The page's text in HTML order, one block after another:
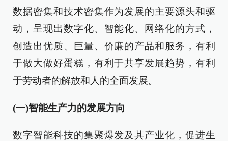
数据密集和技术密集作为发展的主要源头和驱
动，呈现出数字化、智能化、网络化的方式，
创造出优质、巨量、价廉的产品和服务，有利
于做大做好蛋糕，有利于共享发展趋势，有利
于劳动者的解放和人的全面发展。
(一)智能生产力的发展方向
数字智能科技的集聚爆发及其产业化，促进生